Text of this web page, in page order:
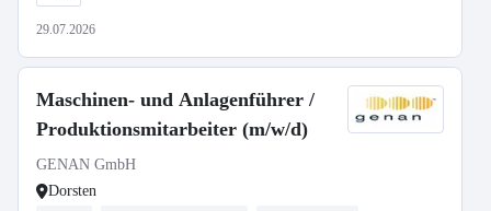
29.07.2026
Maschinen- und Anlagenführer /
Produktionsmitarbeiter (m/w/d)
GENAN GmbH
Dorsten